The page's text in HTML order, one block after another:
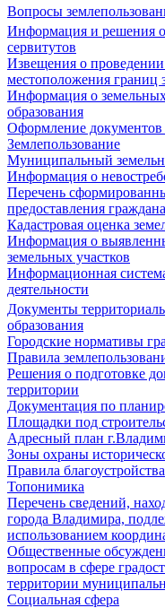
Вопросы
Информация и решения
сервитутов
Извещения о
местоположения границ
Информация о
образования
Оформление документов
Землепользование
Муниципальный
Информация о
Перечень
предоставления
Кадастровая оценка
Информация о
земельных участков
Информационная
деятельности
Документы
образования
Городские нормативы
Правила
Решения о подготовке
территории
Документация по
Площадки под
Адресный план
Зоны охраны
Правила благоустройства
Топонимика
Перечень сведений,
города Владимира,
использованием
Общественные
вопросам в сфере
территории
Социальная сфера